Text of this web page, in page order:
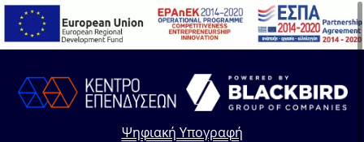
Ψηφιακή Υπογραφή